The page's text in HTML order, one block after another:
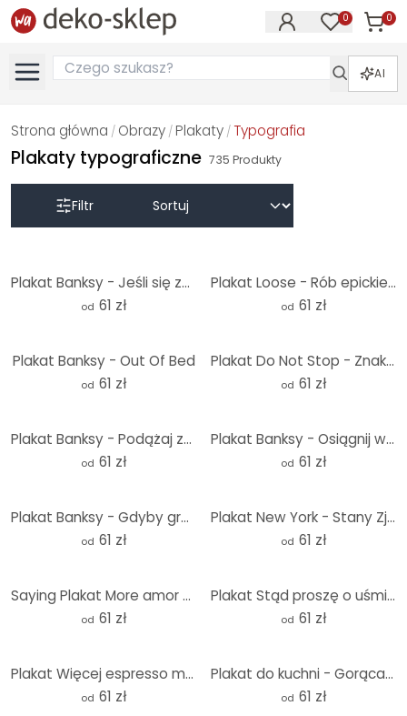
0 0
AI
Strona główna / Obrazy / Plakaty /Typografia
Plakaty typograficzne 735 Produkty
Filtr
Plakat Banksy - Jeśli się zmęczysz
od 61 zł
Plakat Loose - Rób epickie rzeczy
od 61 zł
Plakat Banksy - Out Of Bed
od 61 zł
Plakat Do Not Stop - Znak na tle turkusowego nieba - CosmoZach
od 61 zł
Plakat Banksy - Podążaj za marzeniami
od 61 zł
Plakat Banksy - Osiągnij wielkość
od 61 zł
Plakat Banksy - Gdyby graffiti coś zmieniło
od 61 zł
Plakat New York - Stany Zjednoczone
od 61 zł
Saying Plakat More amor por favor - Bloom
od 61 zł
Plakat Stąd proszę o uśmiech
od 61 zł
Plakat Więcej espresso mniej depresso - Fritsch
od 61 zł
Plakat do kuchni - Gorąca kawa o poranku - EMELIEmaria
od 61 zł